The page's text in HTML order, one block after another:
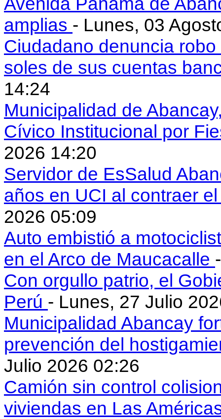
amplias - Lunes, 03
Ciudadano denuncia
soles de sus cuentas
14:24
Municipalidad de
Cívico Institucional por
2026 14:20
Servidor de EsSalud
años en UCI al contraer
2026 05:09
Auto embistió a
en el Arco de Maucacalle
Con orgullo patrio, el
Perú - Lunes, 27 Julio
Municipalidad Abancay
prevención del
Julio 2026 02:26
Camión sin control
viviendas en Las